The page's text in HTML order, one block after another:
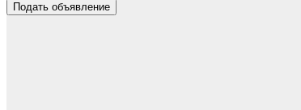
Подать объявление